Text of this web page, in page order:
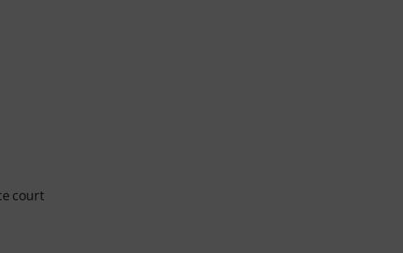
court